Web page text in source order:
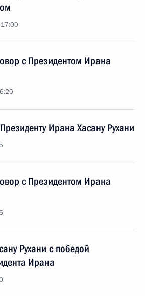
17:00
с Президентом Ирана
Ирана Хасану Рухани
с Президентом Ирана
Рухани с победой
Ирана